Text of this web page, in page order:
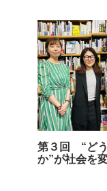
第３回 “ど
か”が社会を